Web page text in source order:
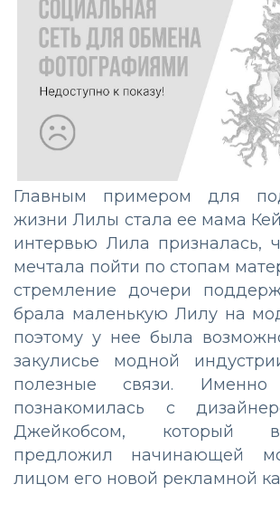
Главным примером для
жизни Лилы стала ее мама
интервью Лила призналась,
мечтала пойти по стопам
стремление дочери
брала маленькую Лилу на
поэтому у нее была
закулисье модной
полезные связи.
познакомилась с
Джейкобсом, который
предложил начинающей
лицом его новой рекламной